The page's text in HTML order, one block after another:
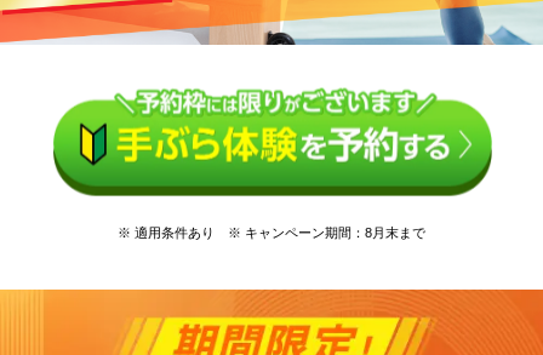
※ 適用条件あり ※ キャンペーン期間：8月末まで